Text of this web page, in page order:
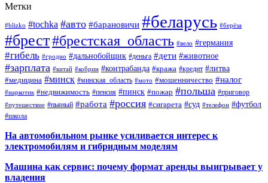
Метки
#blizko #tochka #авто #барановичи #беларусь #берёза
#брест#брестская_область #вело #германия
#гибель #гродно #дальнобойщик #деньга #дети #животное
#зарплата #китай #кобрин #контрабанда #кража #кредит #литва
#медицина #минск #минская_область #мото #мошенничество #налог
#наркотик #недвижимость #пенсия #пинск #пожар #польша #приговор
#путешествие #пьяный #работа #россия #сигарета #суд #телефон #футбол
#школа
На автомобильном рынке усиливается интерес к
электромобилям и гибридным моделям
Машина как сервис: почему формат аренды выигрывает у
владения